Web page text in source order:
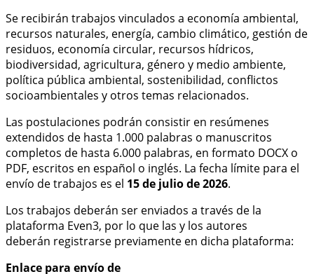
Se recibirán trabajos vinculados a economía ambiental,
recursos naturales, energía, cambio climático, gestión de
residuos, economía circular, recursos hídricos,
biodiversidad, agricultura, género y medio ambiente,
política pública ambiental, sostenibilidad, conflictos
socioambientales y otros temas relacionados.
Las postulaciones podrán consistir en resúmenes
extendidos de hasta 1.000 palabras o manuscritos
completos de hasta 6.000 palabras, en formato DOCX o
PDF, escritos en español o inglés. La fecha límite para el
envío de trabajos es el 15 de julio de 2026.
Los trabajos deberán ser enviados a través de la
plataforma Even3, por lo que las y los autores
deberán registrarse previamente en dicha plataforma:
Enlace para envío de